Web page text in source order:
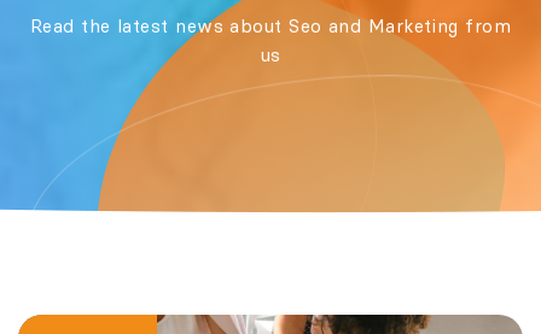
Read the latest news about Seo and Marketing from
us